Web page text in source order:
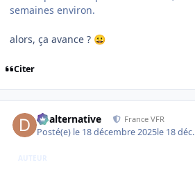
semaines environ.
alors, ça avance ? 😀
Citer
dbalternative France VFR
Posté(e) le 18 décembre 2025le 18 déc.
AUTEUR